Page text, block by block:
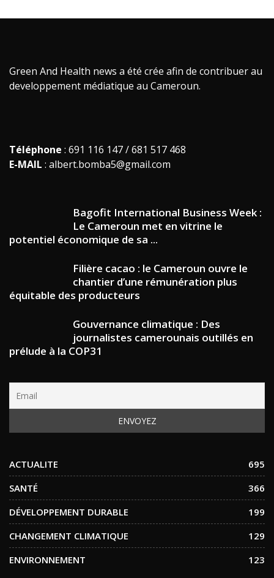
Green And Health news a été crée afin de contribuer au
developpement médiatique au Cameroun.
Téléphone : 691 116 147 / 681 517 468
E-MAIL : albert.bomba5@gmail.com
Bagofit International Business Week :
Le Cameroun met en vitrine le
potentiel économique de sa ...
Filière cacao : le Cameroun ouvre le
chantier d’une rémunération plus
équitable des producteurs
Gouvernance climatique : Des
journalistes camerounais outillés en
prélude à la COP31
ACTUALITE
695
SANTÉ
366
DÉVELOPPEMENT DURABLE
199
CHANGEMENT CLIMATIQUE
129
ENVIRONNEMENT
123